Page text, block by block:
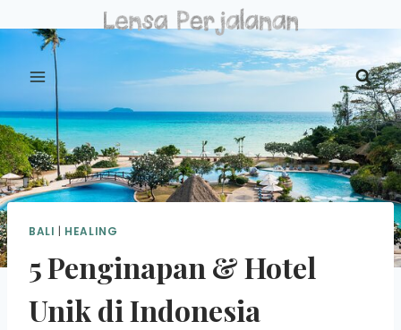
to
content
BALI | HEALING
5 Penginapan & Hotel
Unik di Indonesia